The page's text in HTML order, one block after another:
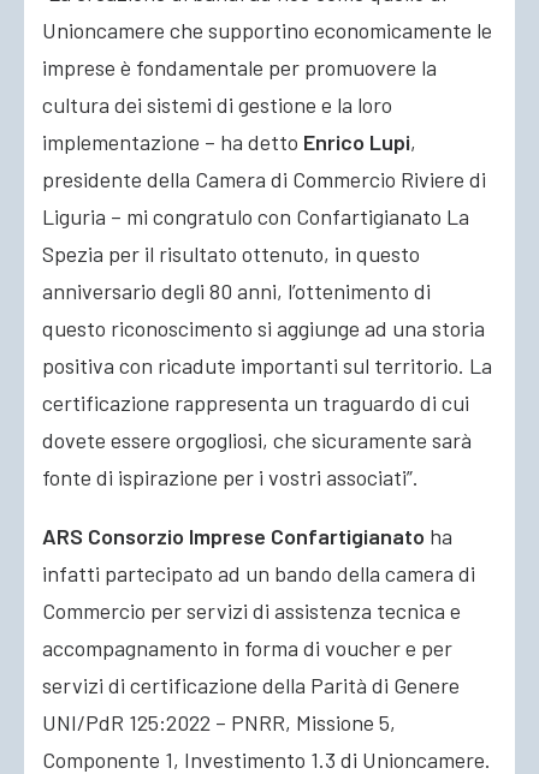
Unioncamere che supportino economicamente le
imprese è fondamentale per promuovere la
cultura dei sistemi di gestione e la loro
implementazione – ha detto Enrico Lupi,
presidente della Camera di Commercio Riviere di
Liguria – mi congratulo con Confartigianato La
Spezia per il risultato ottenuto, in questo
anniversario degli 80 anni, l’ottenimento di
questo riconoscimento si aggiunge ad una storia
positiva con ricadute importanti sul territorio. La
certificazione rappresenta un traguardo di cui
dovete essere orgogliosi, che sicuramente sarà
fonte di ispirazione per i vostri associati”.
ARS Consorzio Imprese Confartigianato ha
infatti partecipato ad un bando della camera di
Commercio per servizi di assistenza tecnica e
accompagnamento in forma di voucher e per
servizi di certificazione della Parità di Genere
UNI/PdR 125:2022 – PNRR, Missione 5,
Componente 1, Investimento 1.3 di Unioncamere.